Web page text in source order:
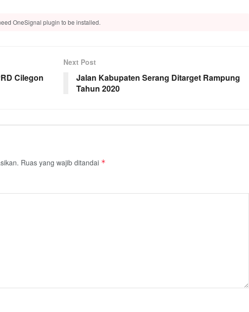
OneSignal plugin to be installed.
Cilegon
Next Post
Jalan Kabupaten Serang Ditarget Rampung
Tahun 2020
Ruas yang wajib ditandai *